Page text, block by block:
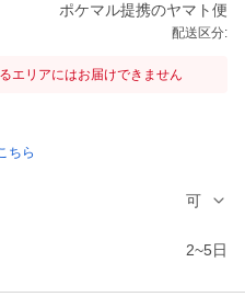
ポケマル提携のヤマト便
配送区分:
エリアにはお届けできません
ちら
可
2~5日